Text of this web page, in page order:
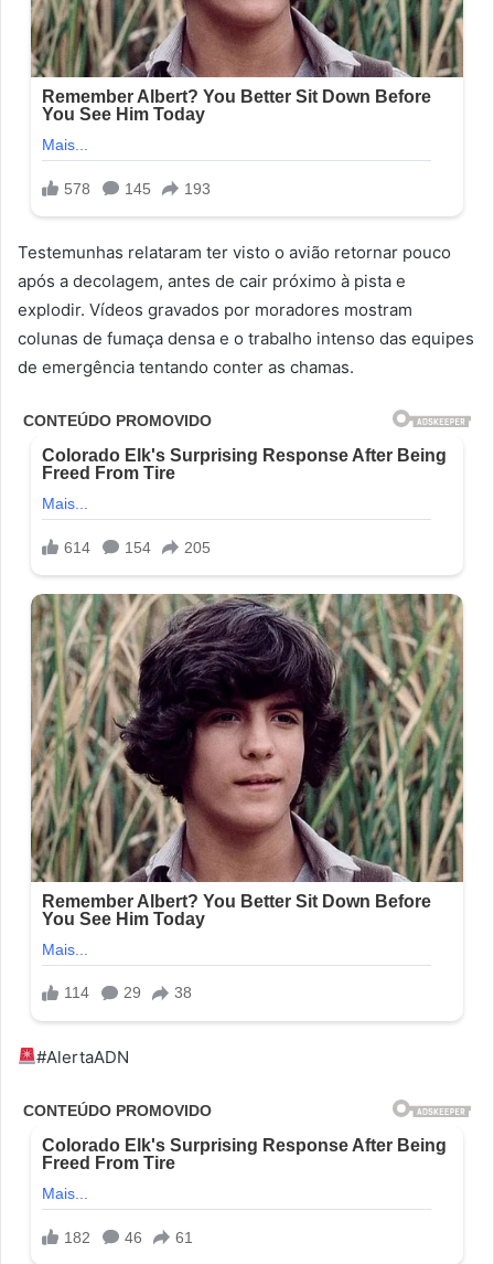
Testemunhas relataram ter visto o avião retornar pouco
após a decolagem, antes de cair próximo à pista e
explodir. Vídeos gravados por moradores mostram
colunas de fumaça densa e o trabalho intenso das equipes
de emergência tentando conter as chamas.
#AlertaADN